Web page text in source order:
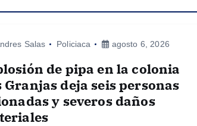
Salas Policiaca agosto 6, 2026
de pipa en la colonia
Granjas deja seis personas
y severos daños